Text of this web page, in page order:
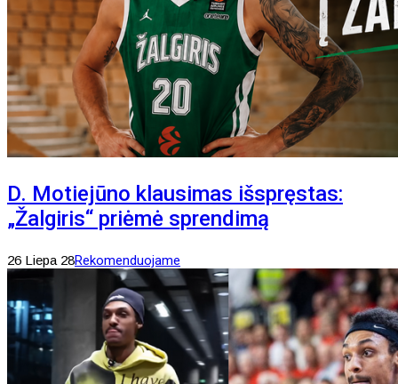
D. Motiejūno klausimas išspręstas:
„Žalgiris“ priėmė sprendimą
26 Liepa 28Rekomenduojame